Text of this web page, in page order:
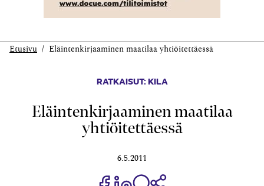
Etusivu Eläintenkirjaaminen maatilaa yhtiöitettäessä
RATKAISUT: KILA
Eläintenkirjaaminen maatilaa
yhtiöitettäessä
6.5.2011
Jaa Share on Facebook
Jaa Share on LinkedIn
Jaa WhatsApp-viestinä